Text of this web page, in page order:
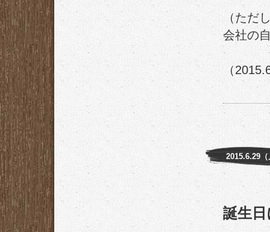
（ただ
会社の
（
2015.6.29（
誕生